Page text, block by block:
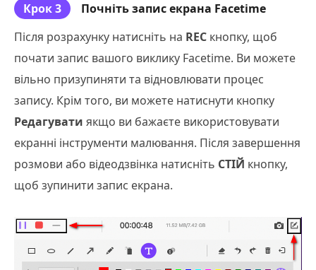
Крок 3
Почніть запис екрана Facetime
Після розрахунку натисніть на REC кнопку, щоб
почати запис вашого виклику Facetime. Ви можете
вільно призупиняти та відновлювати процес
запису. Крім того, ви можете натиснути кнопку
Редагувати якщо ви бажаєте використовувати
екранні інструменти малювання. Після завершення
розмови або відеодзвінка натисніть СТІЙ кнопку,
щоб зупинити запис екрана.